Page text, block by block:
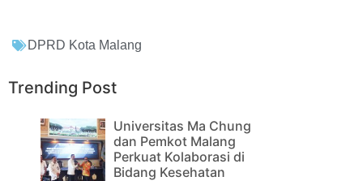
DPRD Kota Malang
Trending Post
Universitas Ma Chung
dan Pemkot Malang
Perkuat Kolaborasi di
Bidang Kesehatan